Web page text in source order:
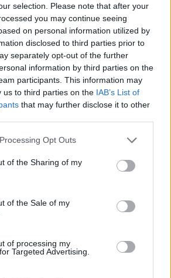
selection. Please note that after your
you may continue seeing
on personal information utilized by
disclosed to third parties prior to
separately opt-out of the further
information by third parties on the
participants. This information may
us to third parties on the IAB’s List of
that may further disclose it to other
Opt Outs
of the Sharing of my
of the Sale of my
of processing my
Targeted Advertising.
lichidat
un
Articolul următor
Jocul dubios al României în
criza gazelor din Moldova.
Drulă: „Putin strânge Moldova
premierul Ciucă lasă
regim fascist“